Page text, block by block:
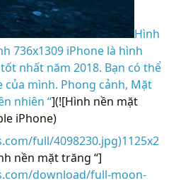
Hình
736x1309 iPhone là hình
nhất năm 2018. Bạn có thể
của mình. Phong cảnh, Mặt
nhiên “](![Hình nền mặt
iPhone)
full/4098230.jpg)1125x2
nền mặt trăng “]
download/full-moon-